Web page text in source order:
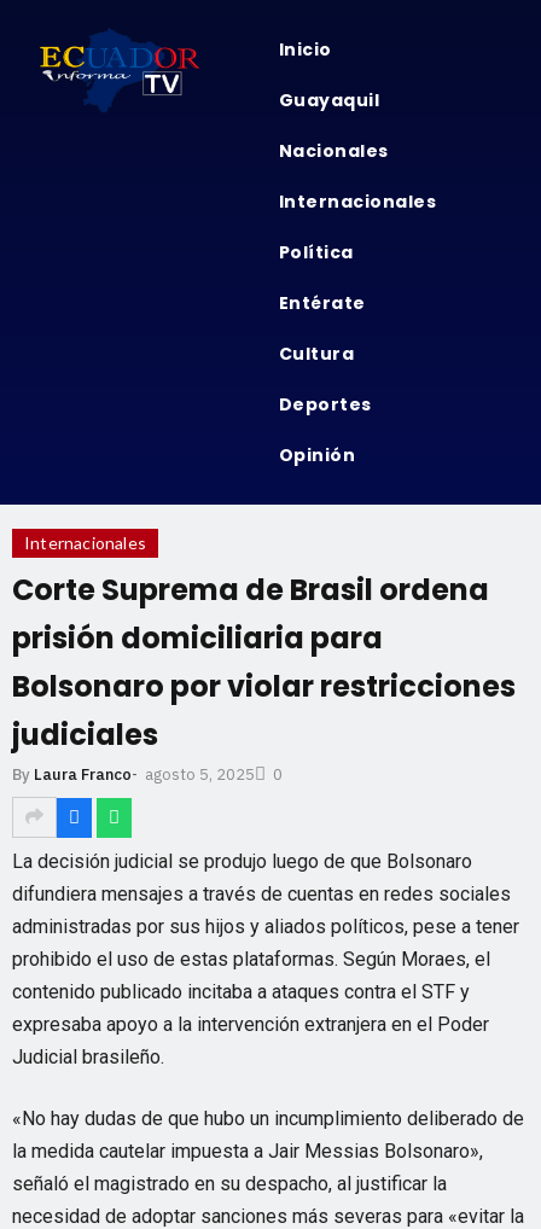
Inicio
Guayaquil
Nacionales
Internacionales
Política
Entérate
Cultura
Deportes
Opinión
Internacionales
Corte Suprema de Brasil ordena
prisión domiciliaria para
Bolsonaro por violar restricciones
judiciales
By Laura Franco- agosto 5, 2025 0
La decisión judicial se produjo luego de que Bolsonaro
difundiera mensajes a través de cuentas en redes sociales
administradas por sus hijos y aliados políticos, pese a tener
prohibido el uso de estas plataformas. Según Moraes, el
contenido publicado incitaba a ataques contra el STF y
expresaba apoyo a la intervención extranjera en el Poder
Judicial brasileño.
«No hay dudas de que hubo un incumplimiento deliberado de
la medida cautelar impuesta a Jair Messias Bolsonaro»,
señaló el magistrado en su despacho, al justificar la
necesidad de adoptar sanciones más severas para «evitar la